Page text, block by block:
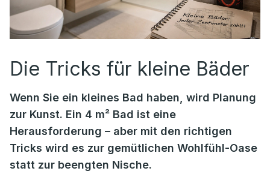
Die Tricks für kleine Bäder
Wenn Sie ein kleines Bad haben, wird Planung
zur Kunst. Ein 4 m² Bad ist eine
Herausforderung – aber mit den richtigen
Tricks wird es zur gemütlichen Wohlfühl-Oase
statt zur beengten Nische.